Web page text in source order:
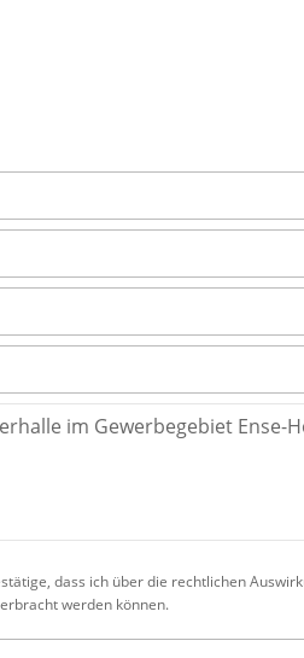
dass ich über die rechtlichen
werden können.